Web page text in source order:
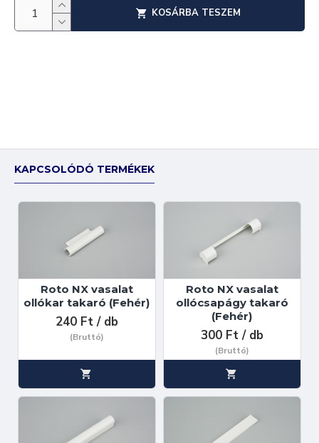
KOSÁRBA TESZEM
KAPCSOLÓDÓ TERMÉKEK
Roto NX vasalat
ollókar takaró (Fehér)
240 Ft / db
(Bruttó)
Roto NX vasalat
ollócsapágy takaró
(Fehér)
300 Ft / db
(Bruttó)